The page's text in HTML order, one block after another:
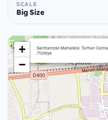
SCALE
Big Size
Sarıhamzalı Mahallesi, Turhan
/Türkiye
+
−